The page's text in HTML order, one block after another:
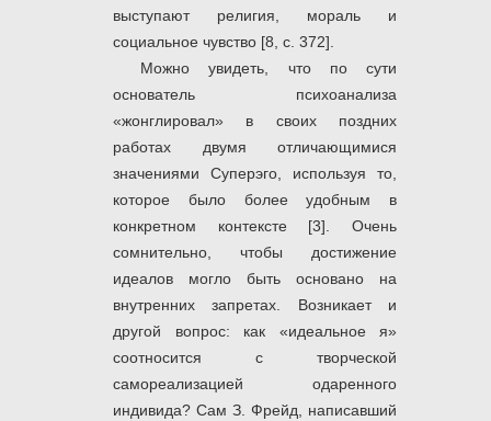
выступают религия, мораль и
социальное чувство [8, с. 372].
Можно увидеть, что по сути
основатель психоанализа
«жонглировал» в своих поздних
работах двумя отличающимися
значениями Суперэго, используя то,
которое было более удобным в
конкретном контексте [3]. Очень
сомнительно, чтобы достижение
идеалов могло быть основано на
внутренних запретах. Возникает и
другой вопрос: как «идеальное я»
соотносится с творческой
самореализацией одаренного
индивида? Сам З. Фрейд, написавший